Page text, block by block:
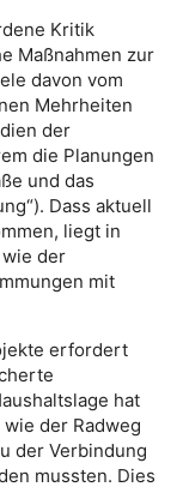
Kritik
Maßnahmen zur
davon vom
Mehrheiten
der
die Planungen
und das
Dass aktuell
liegt in
der
mit
erfordert
hat
der Radweg
der Verbindung
mussten. Dies